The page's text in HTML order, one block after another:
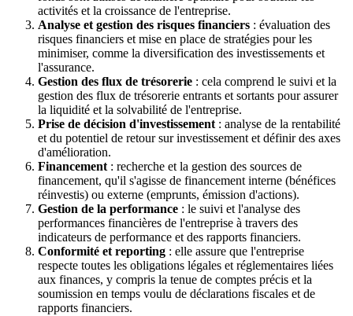
activités et la croissance de l'entreprise.
Analyse et gestion des risques financiers : évaluation des
risques financiers et mise en place de stratégies pour les
minimiser, comme la diversification des investissements et
l'assurance.
Gestion des flux de trésorerie : cela comprend le suivi et la
gestion des flux de trésorerie entrants et sortants pour assurer
la liquidité et la solvabilité de l'entreprise.
Prise de décision d'investissement : analyse de la rentabilité
et du potentiel de retour sur investissement et définir des axes
d'amélioration.
Financement : recherche et la gestion des sources de
financement, qu'il s'agisse de financement interne (bénéfices
réinvestis) ou externe (emprunts, émission d'actions).
Gestion de la performance : le suivi et l'analyse des
performances financières de l'entreprise à travers des
indicateurs de performance et des rapports financiers.
Conformité et reporting : elle assure que l'entreprise
respecte toutes les obligations légales et réglementaires liées
aux finances, y compris la tenue de comptes précis et la
soumission en temps voulu de déclarations fiscales et de
rapports financiers.